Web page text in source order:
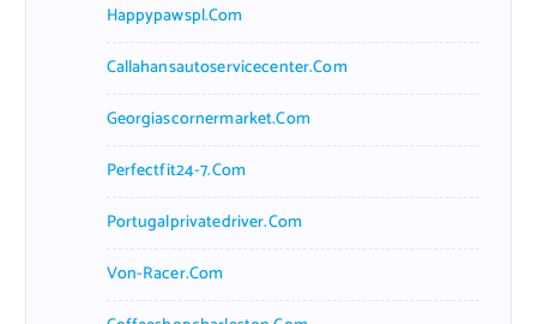
Happypawspl.com
Callahansautoservicecenter.com
Georgiascornermarket.com
Perfectfit24-7.com
Portugalprivatedriver.com
Von-Racer.com